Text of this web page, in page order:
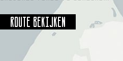
Route bekijken